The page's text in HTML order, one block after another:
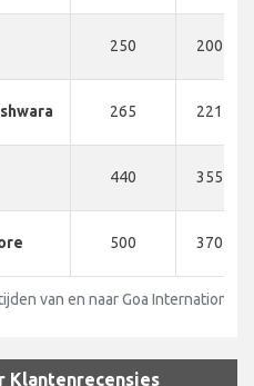
250 200 KM
265 221 KM
440 355 KM
500 370 KM
van en naar Goa International
Klantenrecensies